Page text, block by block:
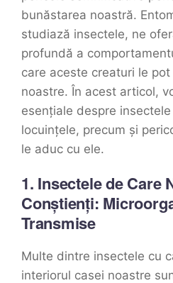
bunăstarea noastră.
studiază insectele, ne
profundă a
care aceste creaturi le
noastre. În acest articol,
esențiale despre
locuințele, precum și
le aduc cu ele.
1. Insectele de Care
Conștienți:
Transmise
Multe dintre insectele cu
interiorul casei noastre